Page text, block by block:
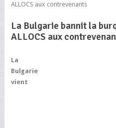
ALLOCS aux contrevenants
La Bulgarie bannit la
ALLOCS aux
La
Bulgarie
vient